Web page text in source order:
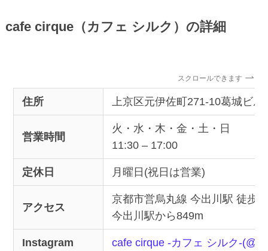
cafe cirque（カフェ シルク）の詳細
スクロールできます
住所 上京区元伊佐町271-10葛城ビル
営業時間
火・水・木・金・土・日
11:30 – 17:00
定休日 月曜日(祝日は営業)
アクセス
京都市営烏丸線 今出川駅 徒歩
今出川駅から849m
Instagram cafe cirque -カフェ シルク-